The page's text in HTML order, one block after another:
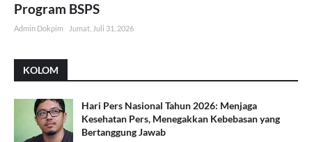
Program BSPS
Admin Dokpim Jumat, Juli 31, 2026
KOLOM
Hari Pers Nasional Tahun 2026: Menjaga
Kesehatan Pers, Menegakkan Kebebasan yang
Bertanggung Jawab